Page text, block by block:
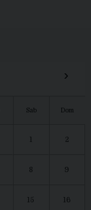
›
Sab Dom
1 2
8 9
15 16